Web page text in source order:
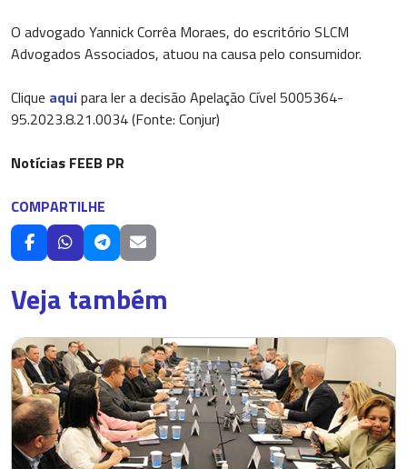
O advogado Yannick Corrêa Moraes, do escritório SLCM
Advogados Associados, atuou na causa pelo consumidor.
Clique aquipara ler a decisão Apelação Cível 5005364-
95.2023.8.21.0034 (Fonte: Conjur)
Notícias FEEB PR
COMPARTILHE
Veja também